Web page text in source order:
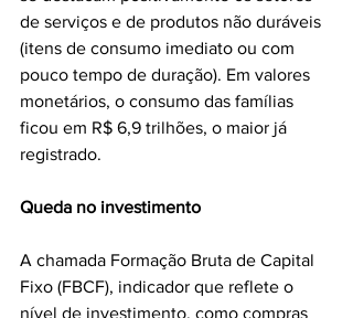
de serviços e de produtos não duráveis
(itens de consumo imediato ou com
pouco tempo de duração). Em valores
monetários, o consumo das famílias
ficou em R$ 6,9 trilhões, o maior já
registrado.
Queda no investimento
A chamada Formação Bruta de Capital
Fixo (FBCF), indicador que reflete o
nível de investimento, como compras